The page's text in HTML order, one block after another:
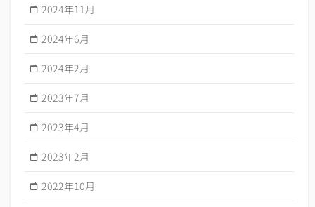
2024年11月
2024年6月
2024年2月
2023年7月
2023年4月
2023年2月
2022年10月